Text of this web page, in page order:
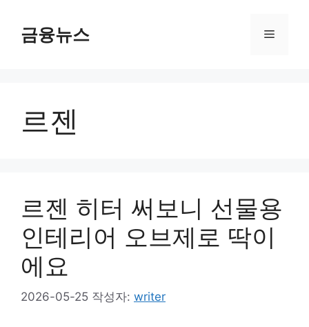
금융뉴스 메
르젠
르젠 히터 써보니 선물용
인테리어 오브제로 딱이
에요
2026-05-25 작성자: writer